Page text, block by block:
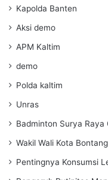
Kapolda Banten
Aksi demo
APM Kaltim
demo
Polda kaltim
Unras
Badminton Surya Raya
Wakil Wali Kota Bontang
Pentingnya Konsumsi